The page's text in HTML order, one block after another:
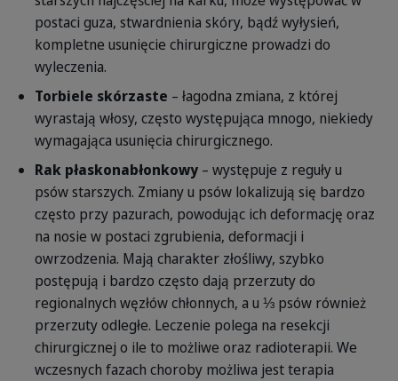
postaci guza, stwardnienia skóry, bądź wyłysień,
kompletne usunięcie chirurgiczne prowadzi do
wyleczenia.
Torbiele skórzaste – łagodna zmiana, z której
wyrastają włosy, często występująca mnogo, niekiedy
wymagająca usunięcia chirurgicznego.
Rak płaskonabłonkowy – występuje z reguły u
psów starszych. Zmiany u psów lokalizują się bardzo
często przy pazurach, powodując ich deformację oraz
na nosie w postaci zgrubienia, deformacji i
owrzodzenia. Mają charakter złośliwy, szybko
postępują i bardzo często dają przerzuty do
regionalnych węzłów chłonnych, a u ⅓ psów również
przerzuty odległe. Leczenie polega na resekcji
chirurgicznej o ile to możliwe oraz radioterapii. We
wczesnych fazach choroby możliwa jest terapia